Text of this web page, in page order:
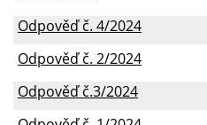
Odpověď č. 4/2024
Odpověď č. 2/2024
Odpověď č.3/2024